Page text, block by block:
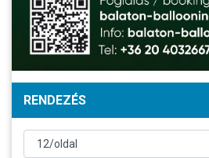
RENDEZÉS